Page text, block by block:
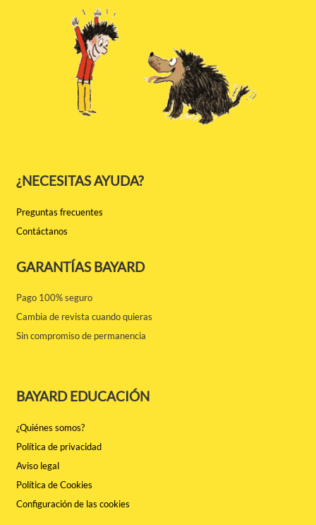
¿NECESITAS AYUDA?
Preguntas frecuentes
Contáctanos
GARANTÍAS BAYARD
Pago 100% seguro
Cambia de revista cuando quieras
Sin compromiso de permanencia
BAYARD EDUCACIÓN
¿Quiénes somos?
Política de privacidad
Aviso legal
Política de Cookies
Configuración de las cookies